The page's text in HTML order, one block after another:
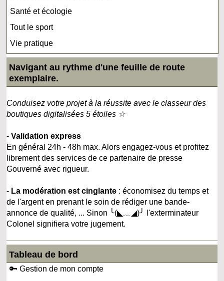
Santé et écologie
Tout le sport
Vie pratique
Navigant au rythme d'une feuille de route
exemplaire.
Conduisez votre projet à la réussite avec le classeur des
boutiques digitalisées 5 étoiles ☆
-Validation express
En général 24h - 48h max. Alors engagez-vous et profitez
librement des services de ce partenaire de presse
Gouverné avec rigueur.
- La modération est cinglante : économisez du temps et
de l'argent en prenant le soin de rédiger une bande-
annonce de qualité, ... Sinon ╰(◣﹏◢)╯ l'exterminateur
Colonel signifiera votre jugement.
Tableau de bord
🔑 Gestion de mon compte